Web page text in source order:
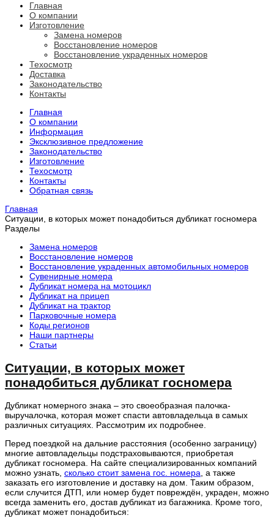
Главная
О компании
Изготовление
Замена номеров
Восстановление номеров
Восстановление украденных номеров
Техосмотр
Доставка
Законодательство
Контакты
Главная
О компании
Информация
Эксклюзивное предложение
Законодательство
Изготовление
Техосмотр
Контакты
Обратная связь
Главная
Ситуации, в которых может понадобиться дубликат госномера
Разделы
Замена номеров
Восстановление номеров
Восстановление украденных автомобильных номеров
Сувенирные номера
Дубликат номера на мотоцикл
Дубликат на прицеп
Дубликат на трактор
Парковочные номера
Коды регионов
Наши партнеры
Статьи
Ситуации, в которых может
понадобиться дубликат госномера
Дубликат номерного знака – это своеобразная палочка-
выручалочка, которая может спасти автовладельца в самых
различных ситуациях. Рассмотрим их подробнее.
Перед поездкой на дальние расстояния (особенно заграницу)
многие автовладельцы подстраховываются, приобретая
дубликат госномера. На сайте специализированных компаний
можно узнать, сколько стоит замена гос. номера , а также
заказать его изготовление и доставку на дом. Таким образом,
если случится ДТП, или номер будет повреждён, украден, можно
всегда заменить его, достав дубликат из багажника. Кроме того,
дубликат может понадобиться: